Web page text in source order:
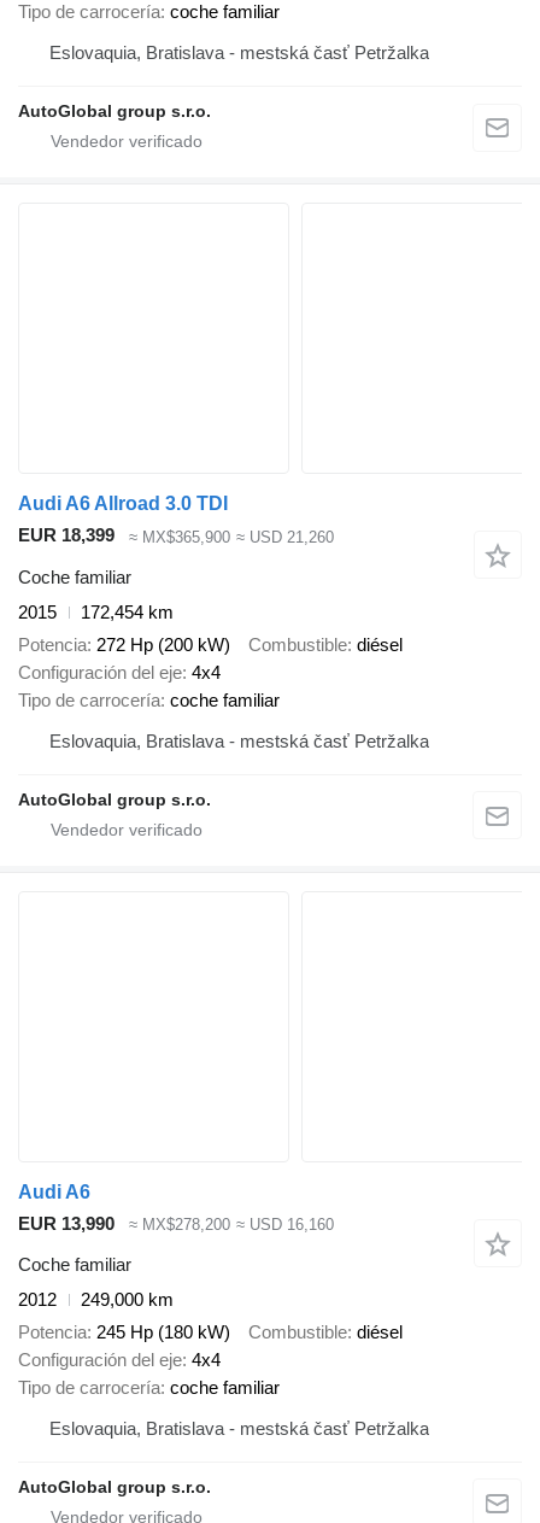
Tipo de carrocería coche familiar
Eslovaquia, Bratislava - mestská časť Petržalka
AutoGlobal group s.r.o.
Audi A6 Allroad 3.0 TDI
EUR 18,399
≈ MX$365,900 ≈ USD 21,260
Coche familiar
2015
172,454 km
Potencia 272 Hp (200 kW) Combustible diésel
Configuración del eje 4x4
Tipo de carrocería coche familiar
Eslovaquia, Bratislava - mestská časť Petržalka
AutoGlobal group s.r.o.
Audi A6
EUR 13,990
≈ MX$278,200 ≈ USD 16,160
Coche familiar
2012
249,000 km
Potencia 245 Hp (180 kW) Combustible diésel
Configuración del eje 4x4
Tipo de carrocería coche familiar
Eslovaquia, Bratislava - mestská časť Petržalka
AutoGlobal group s.r.o.